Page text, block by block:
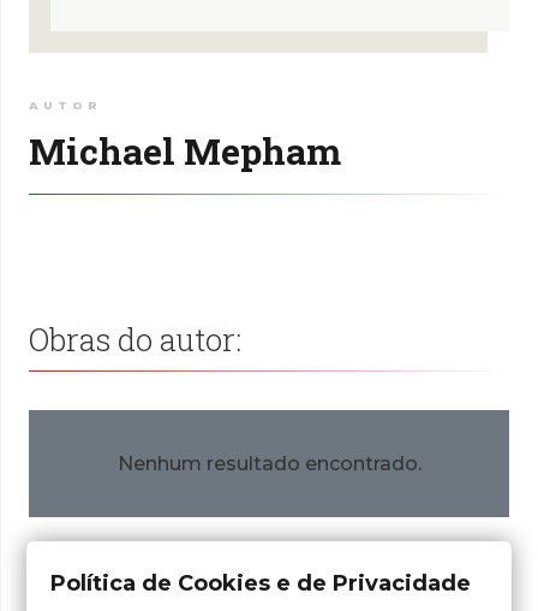
AUTOR
Michael Mepham
Obras do autor:
Nenhum resultado encontrado.
Política de Cookies e de Privacidade